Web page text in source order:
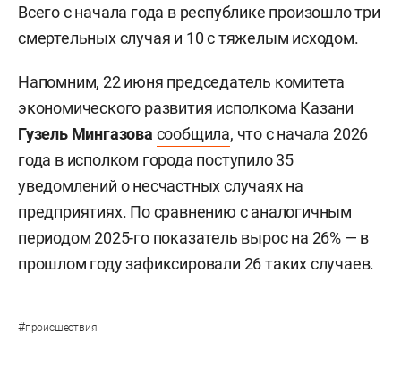
Всего с начала года в республике произошло три
смертельных случая и 10 с тяжелым исходом.
Напомним, 22 июня председатель комитета
экономического развития исполкома Казани
Гузель Мингазова сообщила, что с начала 2026
года в исполком города поступило 35
уведомлений о несчастных случаях на
предприятиях. По сравнению с аналогичным
периодом 2025-го показатель вырос на 26% — в
прошлом году зафиксировали 26 таких случаев.
#происшествия